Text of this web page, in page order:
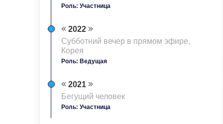
Роль: Участница
2022
Субботний вечер в прямом эфире,
Корея
Роль: Ведущая
2021
Бегущий человек
Роль: Участница